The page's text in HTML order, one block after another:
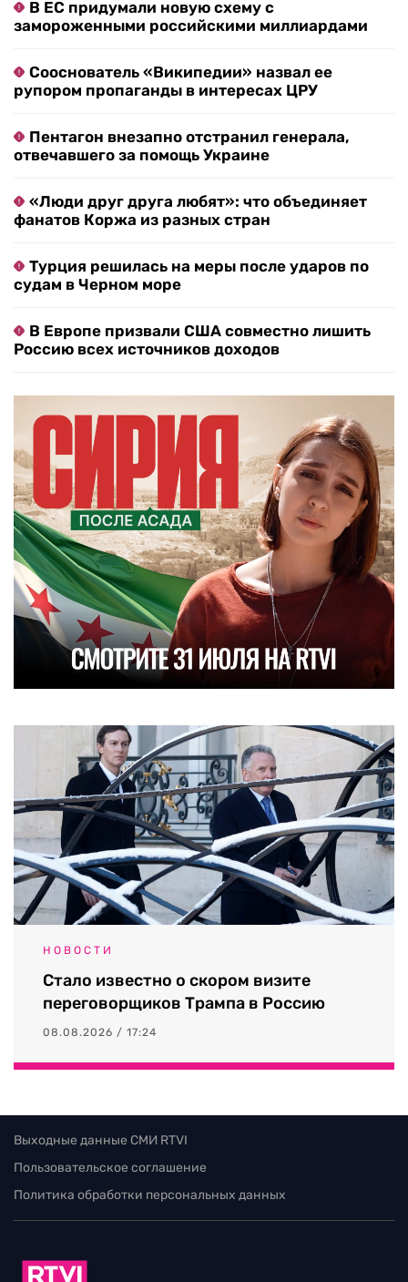
В ЕС придумали новую схему с
замороженными российскими миллиардами
Сооснователь «Википедии» назвал ее
рупором пропаганды в интересах ЦРУ
Пентагон внезапно отстранил генерала,
отвечавшего за помощь Украине
«Люди друг друга любят»: что объединяет
фанатов Коржа из разных стран
Турция решилась на меры после ударов по
судам в Черном море
В Европе призвали США совместно лишить
Россию всех источников доходов
НОВОСТИ
Стало известно о скором визите
переговорщиков Трампа в Россию
08.08.2026 / 17:24
Выходные данные СМИ RTVI
Пользовательское соглашение
Политика обработки персональных данных